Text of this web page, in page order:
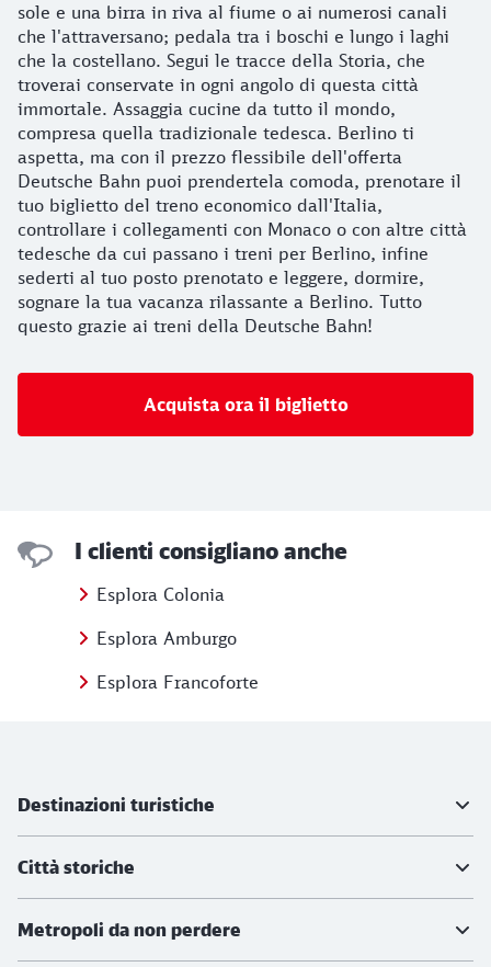
sole e una birra in riva al fiume o ai numerosi canali
che l'attraversano; pedala tra i boschi e lungo i laghi
che la costellano. Segui le tracce della Storia, che
troverai conservate in ogni angolo di questa città
immortale. Assaggia cucine da tutto il mondo,
compresa quella tradizionale tedesca. Berlino ti
aspetta, ma con il prezzo flessibile dell'offerta
Deutsche Bahn puoi prendertela comoda, prenotare il
tuo biglietto del treno economico dall'Italia,
controllare i collegamenti con Monaco o con altre città
tedesche da cui passano i treni per Berlino, infine
sederti al tuo posto prenotato e leggere, dormire,
sognare la tua vacanza rilassante a Berlino. Tutto
questo grazie ai treni della Deutsche Bahn!
Acquista ora il biglietto
I clienti consigliano anche
Esplora Colonia
Esplora Amburgo
Esplora Francoforte
Destinazioni turistiche
Città storiche
Metropoli da non perdere